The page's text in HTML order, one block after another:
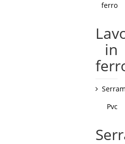
ferro
in
Pvc